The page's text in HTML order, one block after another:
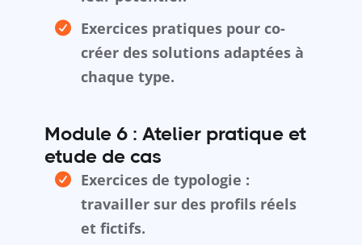
Exercices pratiques pour co-
créer des solutions adaptées à
chaque type.
Module 6 : Atelier pratique et
etude de cas
Exercices de typologie :
travailler sur des profils réels
et fictifs.